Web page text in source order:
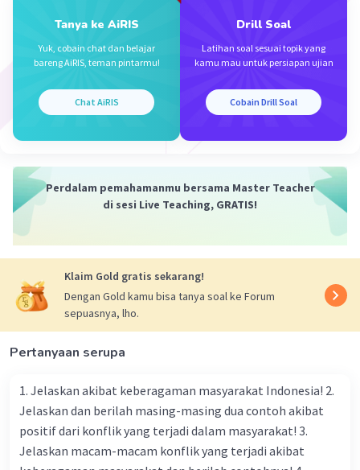
Tanya ke AiRIS
Yuk, cobain chat dan belajar
bareng AiRIS, teman pintarmu!
Chat AiRIS
Drill Soal
Latihan soal sesuai topik yang
kamu mau untuk persiapan ujian
Cobain Drill Soal
Perdalam pemahamanmu bersama Master Teacher
di sesi Live Teaching, GRATIS!
Klaim Gold gratis sekarang!
Dengan Gold kamu bisa tanya soal ke Forum
sepuasnya, lho.
Pertanyaan serupa
1. Jelaskan akibat keberagaman masyarakat Indonesia! 2.
Jelaskan dan berilah masing-masing dua contoh akibat
positif dari konflik yang terjadi dalam masyarakat! 3.
Jelaskan macam-macam konflik yang terjadi akibat